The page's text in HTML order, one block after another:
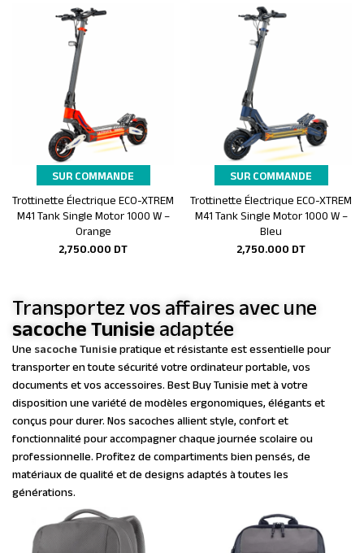
SUR COMMANDE
Ajouter au panier
Trottinette Électrique ECO-XTREM
M41 Tank Single Motor 1000 W –
Orange
2,750.000 DT
SUR COMMANDE
Ajouter au panier
Trottinette Électrique ECO-XTREM
M41 Tank Single Motor 1000 W –
Bleu
2,750.000 DT
Transportez vos affaires avec une
sacoche Tunisieadaptée
Une sacoche Tunisiepratique et résistante est essentielle pour
transporter en toute sécurité votre ordinateur portable, vos
documents et vos accessoires. Best Buy Tunisie met à votre
disposition une variété de modèles ergonomiques, élégants et
conçus pour durer. Nos sacoches allient style, confort et
fonctionnalité pour accompagner chaque journée scolaire ou
professionnelle. Profitez de compartiments bien pensés, de
matériaux de qualité et de designs adaptés à toutes les
générations.